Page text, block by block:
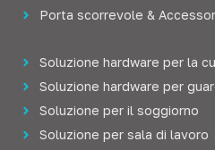
Porta scorrevole &
Soluzione hardware per la
Soluzione hardware per
Soluzione per il soggiorno
Soluzione per sala di lavoro